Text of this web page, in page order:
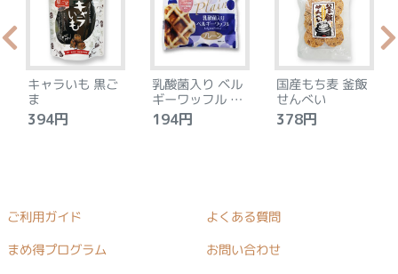
キャラいも 黒ご
ま
394円
乳酸菌入り ベル
ギーワッフル プ
レーン
194円
国産もち麦 釜飯
せんべい
378円
ご利用ガイド よくある質問
まめ得プログラム お問い合わせ